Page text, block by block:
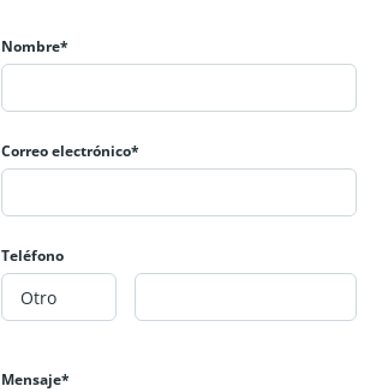
Nombre*
Correo electrónico*
Teléfono
Mensaje*